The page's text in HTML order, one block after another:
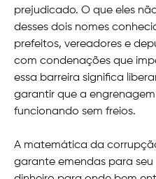
prejudicado. O que eles
desses dois nomes
prefeitos, vereadores e
com condenações que
essa barreira significa
garantir que a
funcionando sem freios.
A matemática da
garante emendas para